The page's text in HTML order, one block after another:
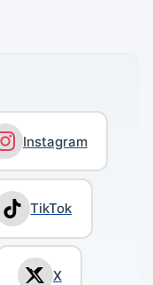
Instagram
TikTok
X